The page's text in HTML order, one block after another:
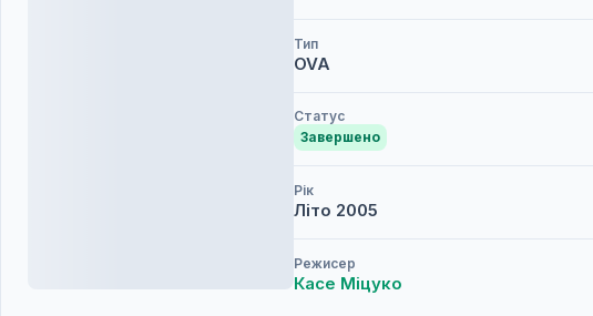
Тип
OVA
Статус
Завершено
Рік
Літо 2005
Режисер
Касе Міцуко